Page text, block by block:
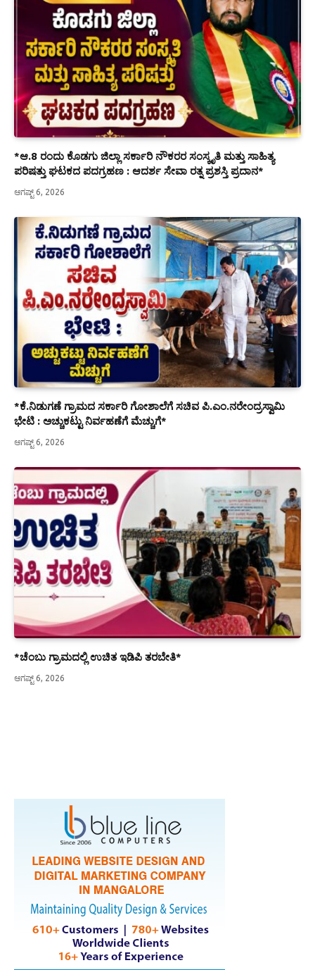
*ಆ.8 ರಂದು ಕೊಡಗು ಜಿಲ್ಲಾ ಸರ್ಕಾರಿ ನೌಕರರ ಸಂಸ್ಕೃತಿ ಮತ್ತು ಸಾಹಿತ್ಯ
ಪರಿಷತ್ತು ಘಟಕದ ಪದಗ್ರಹಣ : ಆದರ್ಶ ಸೇವಾ ರತ್ನ ಪ್ರಶಸ್ತಿ ಪ್ರದಾನ*
ಆಗಷ್ಟ್ 6, 2026
*ಕೆ.ನಿಡುಗಣೆ ಗ್ರಾಮದ ಸರ್ಕಾರಿ ಗೋಶಾಲೆಗೆ ಸಚಿವ ಪಿ.ಎಂ.ನರೇಂದ್ರಸ್ವಾಮಿ
ಭೇಟಿ : ಅಚ್ಚುಕಟ್ಟು ನಿರ್ವಹಣೆಗೆ ಮೆಚ್ಚುಗೆ*
ಆಗಷ್ಟ್ 6, 2026
*ಚೆಂಬು ಗ್ರಾಮದಲ್ಲಿ ಉಚಿತ ಇಡಿಪಿ ತರಬೇತಿ*
ಆಗಷ್ಟ್ 6, 2026